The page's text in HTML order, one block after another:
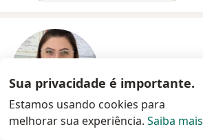
Sua privacidade é importante.
Estamos usando cookies para
melhorar sua experiência. Saiba mais